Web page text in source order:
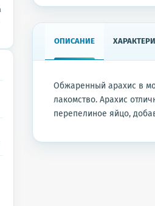
ОПИСАНИЕ
Обжаренный арахис в
лакомство. Арахис
перепелиное яйцо,